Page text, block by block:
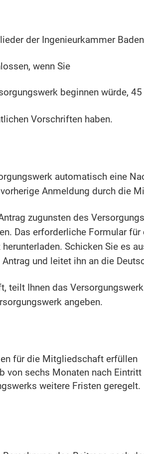
der Ingenieurkammer
wenn Sie
beginnen würde,
Vorschriften haben.
automatisch eine
Anmeldung durch die
zugunsten des
Das erforderliche Formular
Schicken Sie es
und leitet ihn an die
teilt Ihnen das
angeben.
für die Mitgliedschaft erfüllen
sechs Monaten nach
weitere Fristen geregelt.